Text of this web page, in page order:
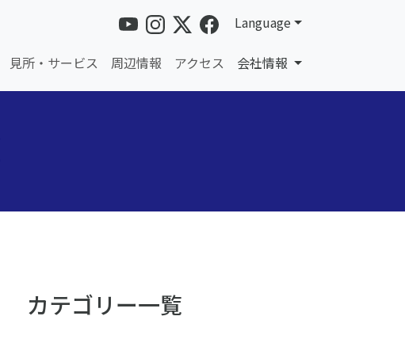
Language
見所・サービス 周辺情報 アクセス 会社情報
カテゴリー一覧